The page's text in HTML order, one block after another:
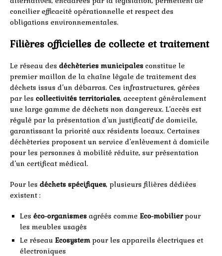
concilier efficacité opérationnelle et respect des
obligations environnementales.
Filières officielles de collecte et traitement
Le réseau des déchèteries municipales constitue le
premier maillon de la chaîne légale de traitement des
déchets issus d’un débarras. Ces infrastructures, gérées
par les collectivités territoriales, acceptent généralement
une large gamme de déchets non dangereux. L’accès est
régulé par la présentation d’un justificatif de domicile,
garantissant la priorité aux résidents locaux. Certaines
déchèteries proposent un service d’enlèvement à domicile
pour les personnes à mobilité réduite, sur présentation
d’un certificat médical.
Pour les déchets spécifiques, plusieurs filières dédiées
existent :
Les éco-organismes agréés comme Eco-mobilierpour
les meubles usagés
Le réseau Ecosystem pour les appareils électriques et
électroniques